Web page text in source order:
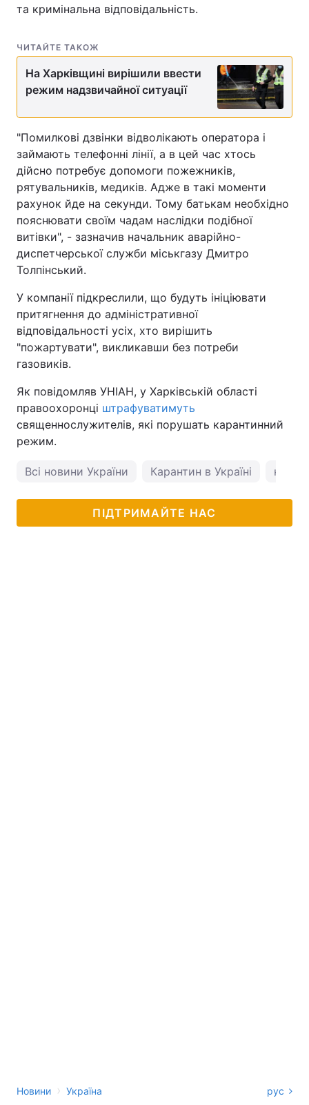
та кримінальна відповідальність.
ЧИТАЙТЕ ТАКОЖ
На Харківщині вирішили ввести
режим надзвичайної ситуації
"Помилкові дзвінки відволікають оператора і
займають телефонні лінії, а в цей час хтось
дійсно потребує допомоги пожежників,
рятувальників, медиків. Адже в такі моменти
рахунок йде на секунди. Тому батькам необхідно
пояснювати своїм чадам наслідки подібної
витівки", - зазначив начальник аварійно-
диспетчерської служби міськгазу Дмитро
Толпінський.
У компанії підкреслили, що будуть ініціювати
притягнення до адміністративної
відповідальності усіх, хто вирішить
"пожартувати", викликавши без потреби
газовиків.
Як повідомляв УНІАН, у Харківській області
правоохоронці штрафуватимуть
священнослужителів, які порушать карантинний
режим.
Всі новини України Карантин в Україні
ПІДТРИМАЙТЕ НАС
Новини › Україна рус